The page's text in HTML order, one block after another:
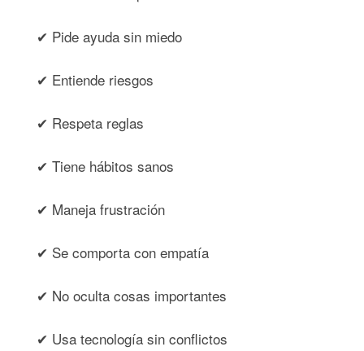
✔ Pide ayuda sin miedo
✔ Entiende riesgos
✔ Respeta reglas
✔ Tiene hábitos sanos
✔ Maneja frustración
✔ Se comporta con empatía
✔ No oculta cosas importantes
✔ Usa tecnología sin conflictos